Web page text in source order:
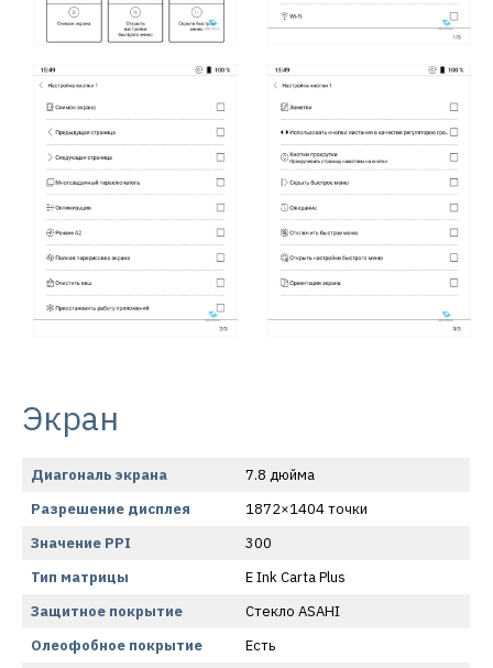
Экран
Диагональ экрана
7.8 дюйма
Разрешение дисплея
1872×1404 точки
Значение PPI
300
Тип матрицы
E Ink Carta Plus
Защитное покрытие
Стекло ASAHI
Олеофобное покрытие
Есть